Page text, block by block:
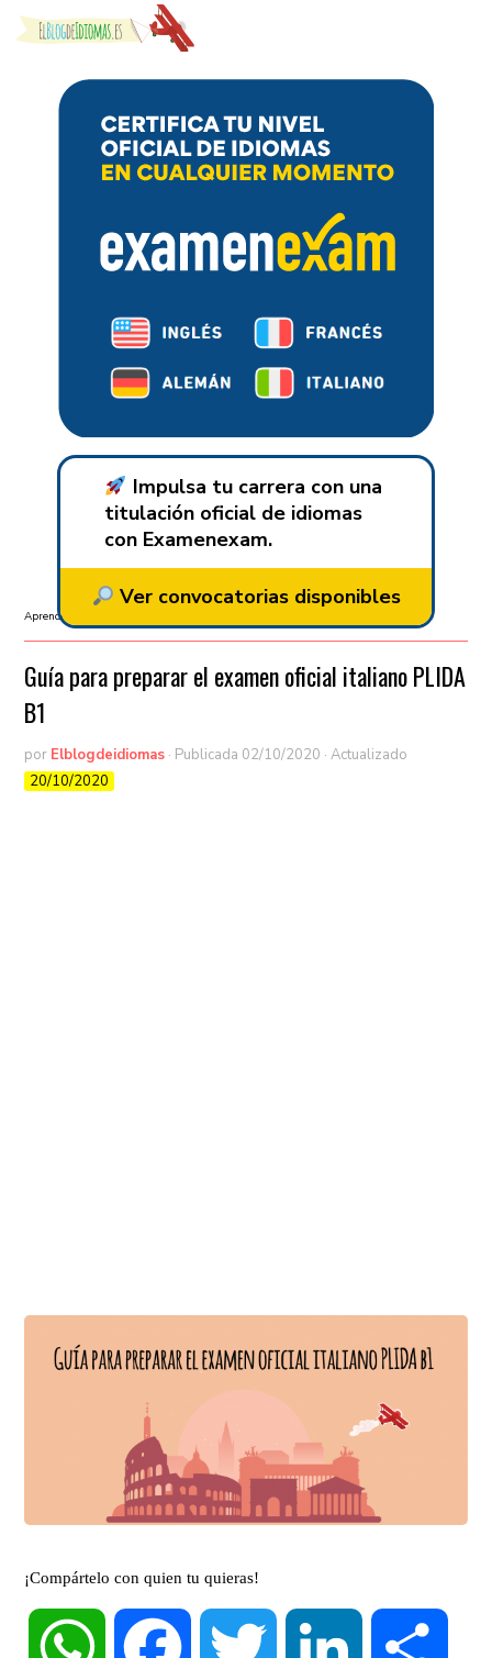
Skip to content
Impulsa tu carrera con una
titulación oficial de idiomas
con Examenexam.
Ver convocatorias disponibles
Aprender italiano
Guía para preparar el examen oficial italiano PLIDA
B1
por Elblogdeidiomas · Publicada 02/10/2020 · Actualizado
20/10/2020
¡Compártelo con quien tu quieras!
WhatsApp Facebook Twitter LinkedIn